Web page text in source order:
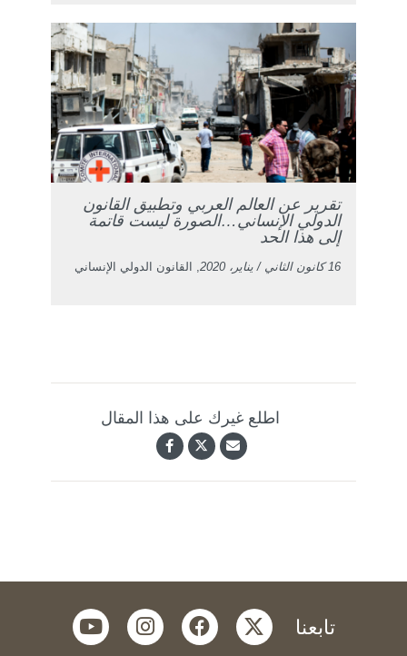
تقرير عن العالم العربي وتطبيق القانون
الدولي الإنساني…الصورة ليست قاتمة
إلى هذا الحد
16 كانون الثاني / يناير، 2020 , القانون الدولي الإنساني
اطلع غيرك على هذا المقال
تابعنا twitter
facebook
instagram
youtube